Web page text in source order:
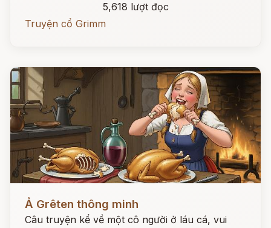
5,618 lượt đọc
Truyện cổ Grimm
Đọc ngay
Ả Grêten thông minh
Câu truyện kể về một cô người ở láu cá, vui